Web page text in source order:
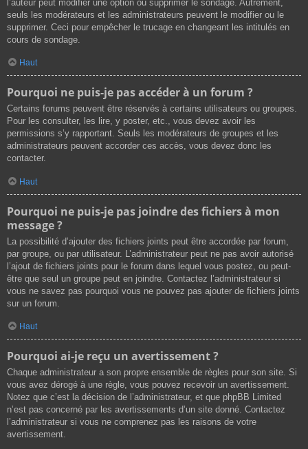
l’auteur peut modifier une option ou supprimer le sondage. Autrement,
seuls les modérateurs et les administrateurs peuvent le modifier ou le
supprimer. Ceci pour empêcher le trucage en changeant les intitulés en
cours de sondage.
Haut
Pourquoi ne puis-je pas accéder à un forum ?
Certains forums peuvent être réservés à certains utilisateurs ou groupes.
Pour les consulter, les lire, y poster, etc., vous devez avoir les
permissions s’y rapportant. Seuls les modérateurs de groupes et les
administrateurs peuvent accorder ces accès, vous devez donc les
contacter.
Haut
Pourquoi ne puis-je pas joindre des fichiers à mon
message ?
La possibilité d’ajouter des fichiers joints peut être accordée par forum,
par groupe, ou par utilisateur. L’administrateur peut ne pas avoir autorisé
l’ajout de fichiers joints pour le forum dans lequel vous postez, ou peut-
être que seul un groupe peut en joindre. Contactez l’administrateur si
vous ne savez pas pourquoi vous ne pouvez pas ajouter de fichiers joints
sur un forum.
Haut
Pourquoi ai-je reçu un avertissement ?
Chaque administrateur a son propre ensemble de règles pour son site. Si
vous avez dérogé à une règle, vous pouvez recevoir un avertissement.
Notez que c’est la décision de l’administrateur, et que phpBB Limited
n’est pas concerné par les avertissements d’un site donné. Contactez
l’administrateur si vous ne comprenez pas les raisons de votre
avertissement.